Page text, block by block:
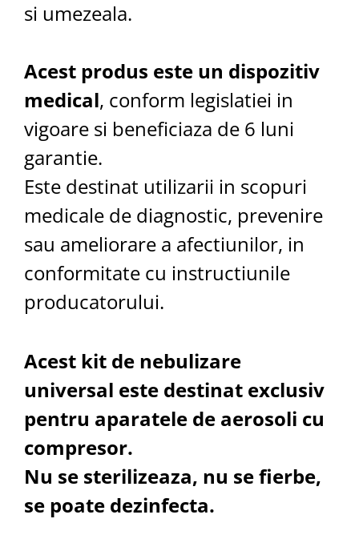
si umezeala.
Acest produs este un dispozitiv
medical, conform legislatiei in
vigoare si beneficiaza de 6 luni
garantie.
Este destinat utilizarii in scopuri
medicale de diagnostic, prevenire
sau ameliorare a afectiunilor, in
conformitate cu instructiunile
producatorului.
Acest kit de nebulizare
universal este destinat exclusiv
pentru aparatele de aerosoli cu
compresor.
Nu se sterilizeaza, nu se fierbe,
se poate dezinfecta.